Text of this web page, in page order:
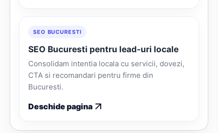
SEO BUCURESTI
SEO Bucuresti pentru lead-uri locale
Consolidam intentia locala cu servicii, dovezi,
CTA si recomandari pentru firme din
Bucuresti.
Deschide pagina